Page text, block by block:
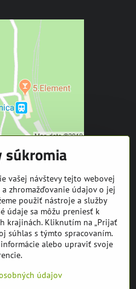
súkromia
vašej návštevy tejto webovej
zhromažďovanie údajov o jej
použiť nástroje a služby
údaje sa môžu preniesť k
krajinách. Kliknutím na „Prijať
súhlas s týmto spracovaním.
alebo upraviť svoje
údajov